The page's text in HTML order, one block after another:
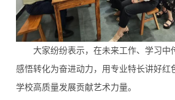
大家纷纷表示，在未来工作、学习中
感悟转化为奋进动力，用专业特长讲好红
学校高质量发展贡献艺术力量。